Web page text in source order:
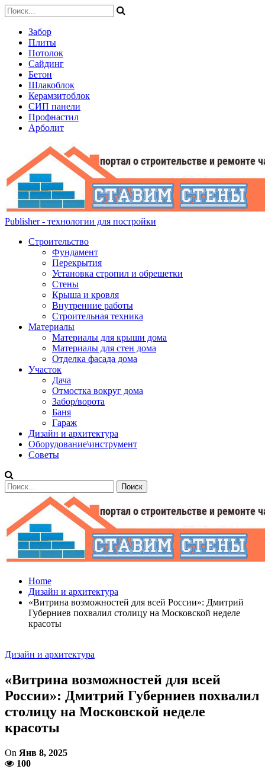
Забор
Плиты
Потолок
Сайдинг
Бетон
Шлакоблок
Керамзитоблок
СИП панели
Профнастил
Арболит
Publisher - технологии для постройки
Строительство
Фундамент
Перекрытия
Установка стропил и обрешетки
Стены
Крыша и кровля
Внутренние работы
Строительная техника
Материалы
Материалы для крыши дома
Материалы для стен дома
Отделка фасада дома
Участок
Дача
Отмостка вокруг дома
Забор/ворота
Баня
Гараж
Дизайн и архитектура
Оборудование\инструмент
Советы
Home
Дизайн и архитектура
«Витрина возможностей для всей России»: Дмитрий
Губерниев похвалил столицу на Московской неделе
красоты
Дизайн и архитектура
«Витрина возможностей для всей
России»: Дмитрий Губерниев похвалил
столицу на Московской неделе
красоты
On Янв 8, 2025
100